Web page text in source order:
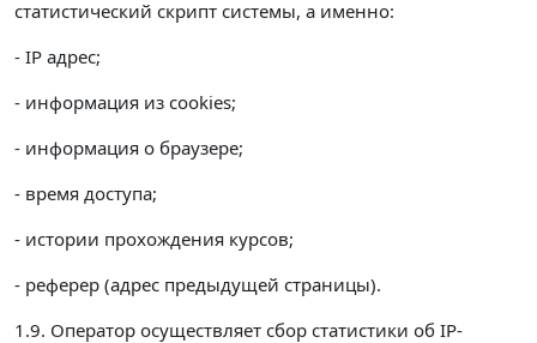
статистический скрипт системы, а именно:
- IP адрес;
- информация из cookies;
- информация о браузере;
- время доступа;
- истории прохождения курсов;
- реферер (адрес предыдущей страницы).
1.9. Оператор осуществляет сбор статистики об IP-